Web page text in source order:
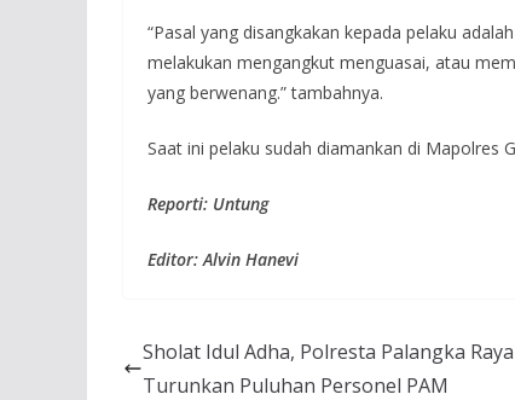
“Pasal yang disangkakan kepada pelaku
melakukan mengangkut menguasai, atau
yang berwenang.” tambahnya.
Saat ini pelaku sudah diamankan di Mapolres
Reporti: Untung
Editor: Alvin Hanevi
Sholat Idul Adha, Polresta Palangka Raya
Turunkan Puluhan Personel PAM